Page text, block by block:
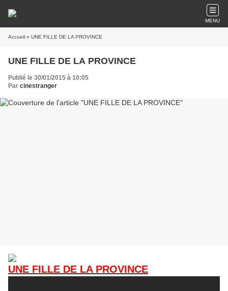
MENU
Accueil » UNE FILLE DE LA PROVINCE
UNE FILLE DE LA PROVINCE
Publié le 30/01/2015 à 10:05
Par cinestranger
UNE FILLE DE LA PROVINCE